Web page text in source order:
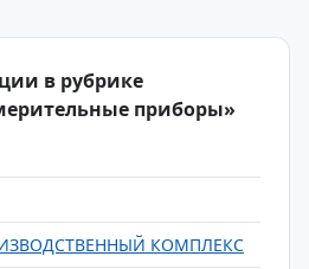
в рубрике
приборы»
КОМПЛЕКС